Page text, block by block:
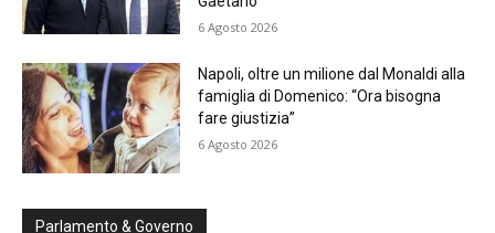
6 Agosto 2026
Napoli, oltre un milione dal Monaldi alla
famiglia di Domenico: “Ora bisogna
fare giustizia”
6 Agosto 2026
Parlamento & Governo